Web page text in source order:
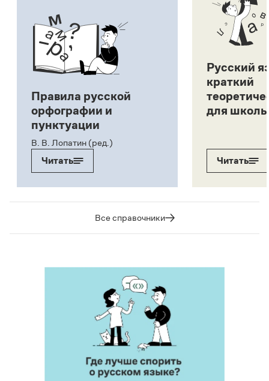
Правила русской
орфографии и
пунктуации
В. В. Лопатин (ред.)
Читать
Русский
краткий
для
Читать
Все справочники